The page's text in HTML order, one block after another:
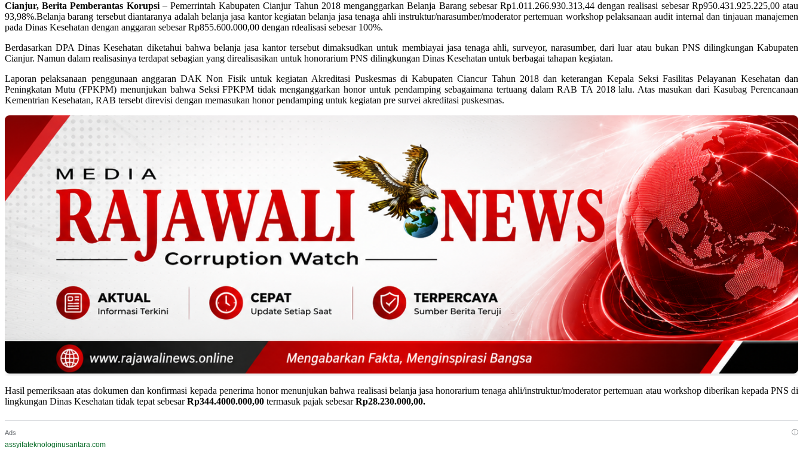
Cianjur, Berita Pemberantas Korupsi– Pemerrintah Kabupaten Cianjur Tahun 2018 menganggarkan Belanja Barang sebesar Rp1.011.266.930.313,44 dengan realisasi sebesar Rp950.431.925.225,00 atau
93,98%.Belanja barang tersebut diantaranya adalah belanja jasa kantor kegiatan belanja jasa tenaga ahli instruktur/narasumber/moderator pertemuan workshop pelaksanaan audit internal dan tinjauan manajemen
pada Dinas Kesehatan dengan anggaran sebesar Rp855.600.000,00 dengan rdealisasi sebesar 100%.
Berdasarkan DPA Dinas Kesehatan diketahui bahwa belanja jasa kantor tersebut dimaksudkan untuk membiayai jasa tenaga ahli, surveyor, narasumber, dari luar atau bukan PNS dilingkungan Kabupaten
Cianjur. Namun dalam realisasinya terdapat sebagian yang direalisasikan untuk honorarium PNS dilingkungan Dinas Kesehatan untuk berbagai tahapan kegiatan.
Laporan pelaksanaan penggunaan anggaran DAK Non Fisik untuk kegiatan Akreditasi Puskesmas di Kabupaten Ciancur Tahun 2018 dan keterangan Kepala Seksi Fasilitas Pelayanan Kesehatan dan
Peningkatan Mutu (FPKPM) menunjukan bahwa Seksi FPKPM tidak menganggarkan honor untuk pendamping sebagaimana tertuang dalam RAB TA 2018 lalu. Atas masukan dari Kasubag Perencanaan
Kementrian Kesehatan, RAB tersebt direvisi dengan memasukan honor pendamping untuk kegiatan pre survei akreditasi puskesmas.
Hasil pemeriksaan atas dokumen dan konfirmasi kepada penerima honor menunjukan bahwa realisasi belanja jasa honorarium tenaga ahli/instruktur/moderator pertemuan atau workshop diberikan kepada PNS di
lingkungan Dinas Kesehatan tidak tepat sebesarRp344.4000.000,00 termasuk pajak sebesarRp28.230.000,00.
Ads ⓘ
assyifateknologinusantara.com